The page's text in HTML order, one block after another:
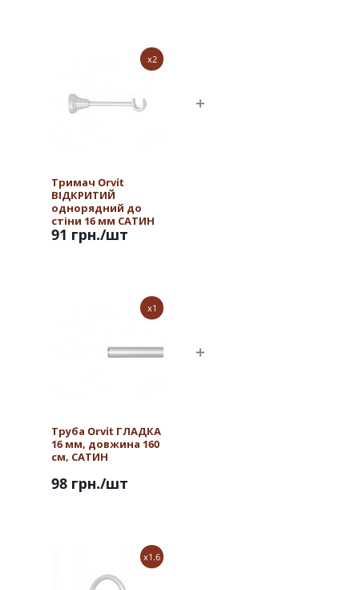
x2
Тримач Orvit
ВІДКРИТИЙ
однорядний до
стіни 16 мм САТИН
91 грн./шт
x1
Труба Orvit ГЛАДКА
16 мм, довжина 160
см, САТИН
98 грн./шт
x1.6